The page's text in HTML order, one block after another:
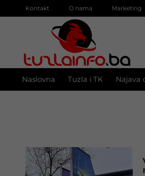
Kontakt O nama Marketing
Naslovna Tuzla i TK Najava